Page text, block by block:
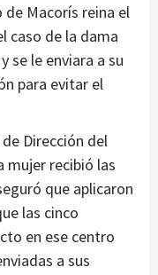
de Macorís reina el
caso de la dama
se le enviara a su
para evitar el
Dirección del
mujer recibió las
que aplicaron
las cinco
en ese centro
a sus